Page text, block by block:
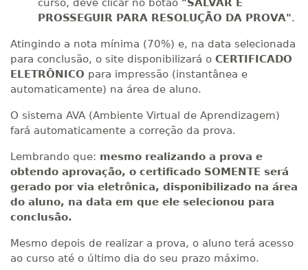
curso, deve clicar no botão "SALVAR E
PROSSEGUIR PARA RESOLUÇÃO DA PROVA".
Atingindo a nota mínima (70%) e, na data selecionada
para conclusão, o site disponibilizará o CERTIFICADO
ELETRÔNICO para impressão (instantânea e
automaticamente) na área de aluno.
O sistema AVA (Ambiente Virtual de Aprendizagem)
fará automaticamente a correção da prova.
Lembrando que: mesmo realizando a prova e
obtendo aprovação, o certificado SOMENTE será
gerado por via eletrônica, disponibilizado na área
do aluno, na data em que ele selecionou para
conclusão.
Mesmo depois de realizar a prova, o aluno terá acesso
ao curso até o último dia do seu prazo máximo.